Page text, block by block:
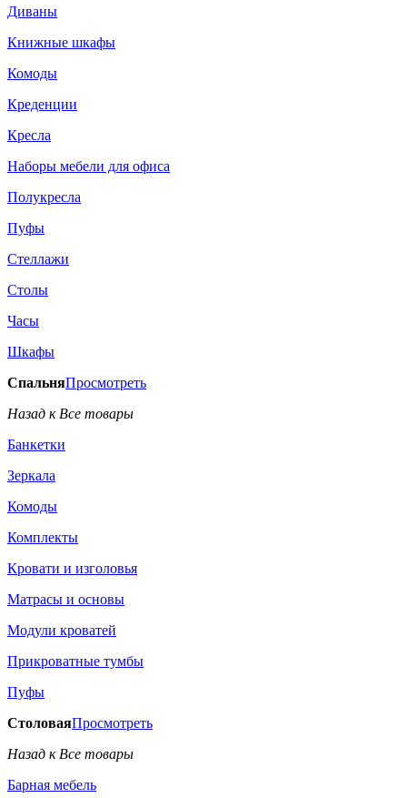
Диваны
Книжные шкафы
Комоды
Креденции
Кресла
Наборы мебели для офиса
Полукресла
Пуфы
Стеллажи
Столы
Часы
Шкафы
СпальняПросмотреть
Назад к Все товары
Банкетки
Зеркала
Комоды
Комплекты
Кровати и изголовья
Матрасы и основы
Модули кроватей
Прикроватные тумбы
Пуфы
СтоловаяПросмотреть
Назад к Все товары
Барная мебель